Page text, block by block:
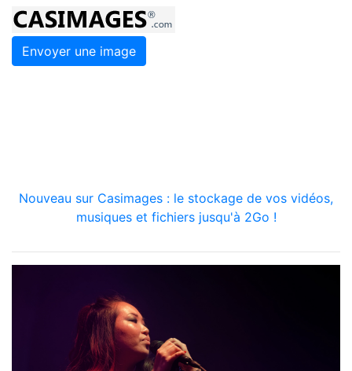
Envoyer une image
Nouveau sur Casimages : le stockage de vos vidéos,
musiques et fichiers jusqu'à 2Go !